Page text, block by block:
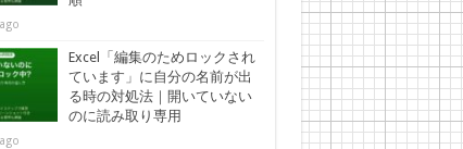
Excel「編集のためロックされ
ています」に自分の名前が出
る時の対処法｜開いていない
のに読み取り専用